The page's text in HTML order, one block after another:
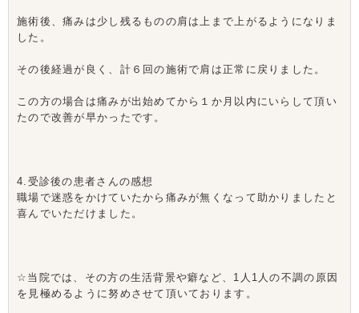
施術後、痛みは少し残るものの肩は上まで上がるようになりま
した。
その後経過が良く、計６回の施術で肩は正常に戻りました。
この方の場合は痛みが出始めてから１か月以内にいらして頂い
たので改善が早かったです。
4.受診後の患者さんの感想
職場で迷惑をかけていたから痛みが無くなって助かりましたと
喜んでいただけました。
☆当院では、その方の生活背景や癖など、1人1人の不調の原因
を見極めるように努めさせて頂いております。